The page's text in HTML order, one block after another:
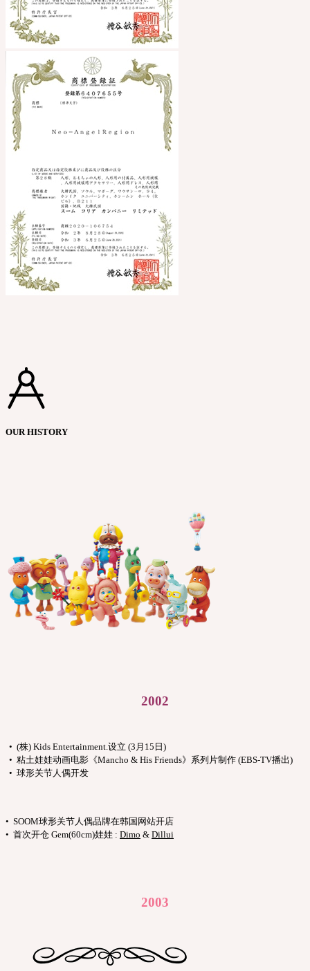
OUR HISTORY
2002
• (株) Kids Entertainment.设立 (3月15日)
• 粘土娃娃动画电影《Mancho & His Friends》系列片制作 (EBS-TV播出)
• 球形关节人偶开发
• SOOM球形关节人偶品牌在韩国网站开店
• 首次开仓 Gem(60cm)娃娃 : Dimo & Dillui
2003